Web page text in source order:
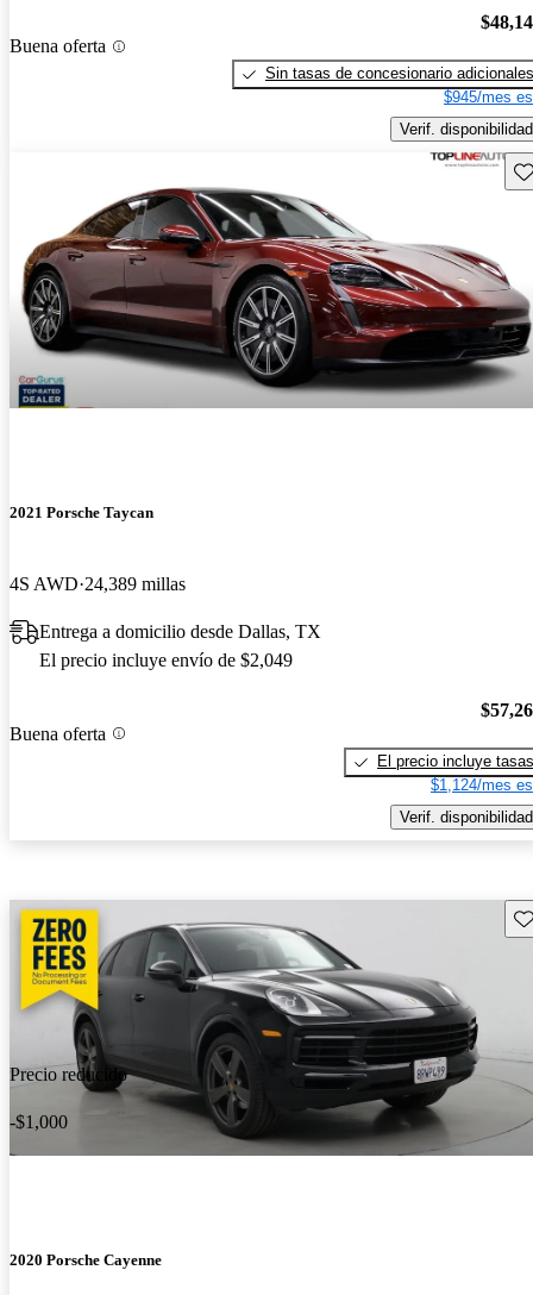
Buena oferta
Sin tasas de concesionario adicionales
$945/mes
Verif. disponibilidad
2021 Porsche Taycan
4S AWD 24,389 millas
Entrega a domicilio desde Dallas, TX
El precio incluye envío de $2,049
Buena oferta
El precio incluye tasas
$1,124/mes
Verif. disponibilidad
Precio reducido
-$1,000
2020 Porsche Cayenne